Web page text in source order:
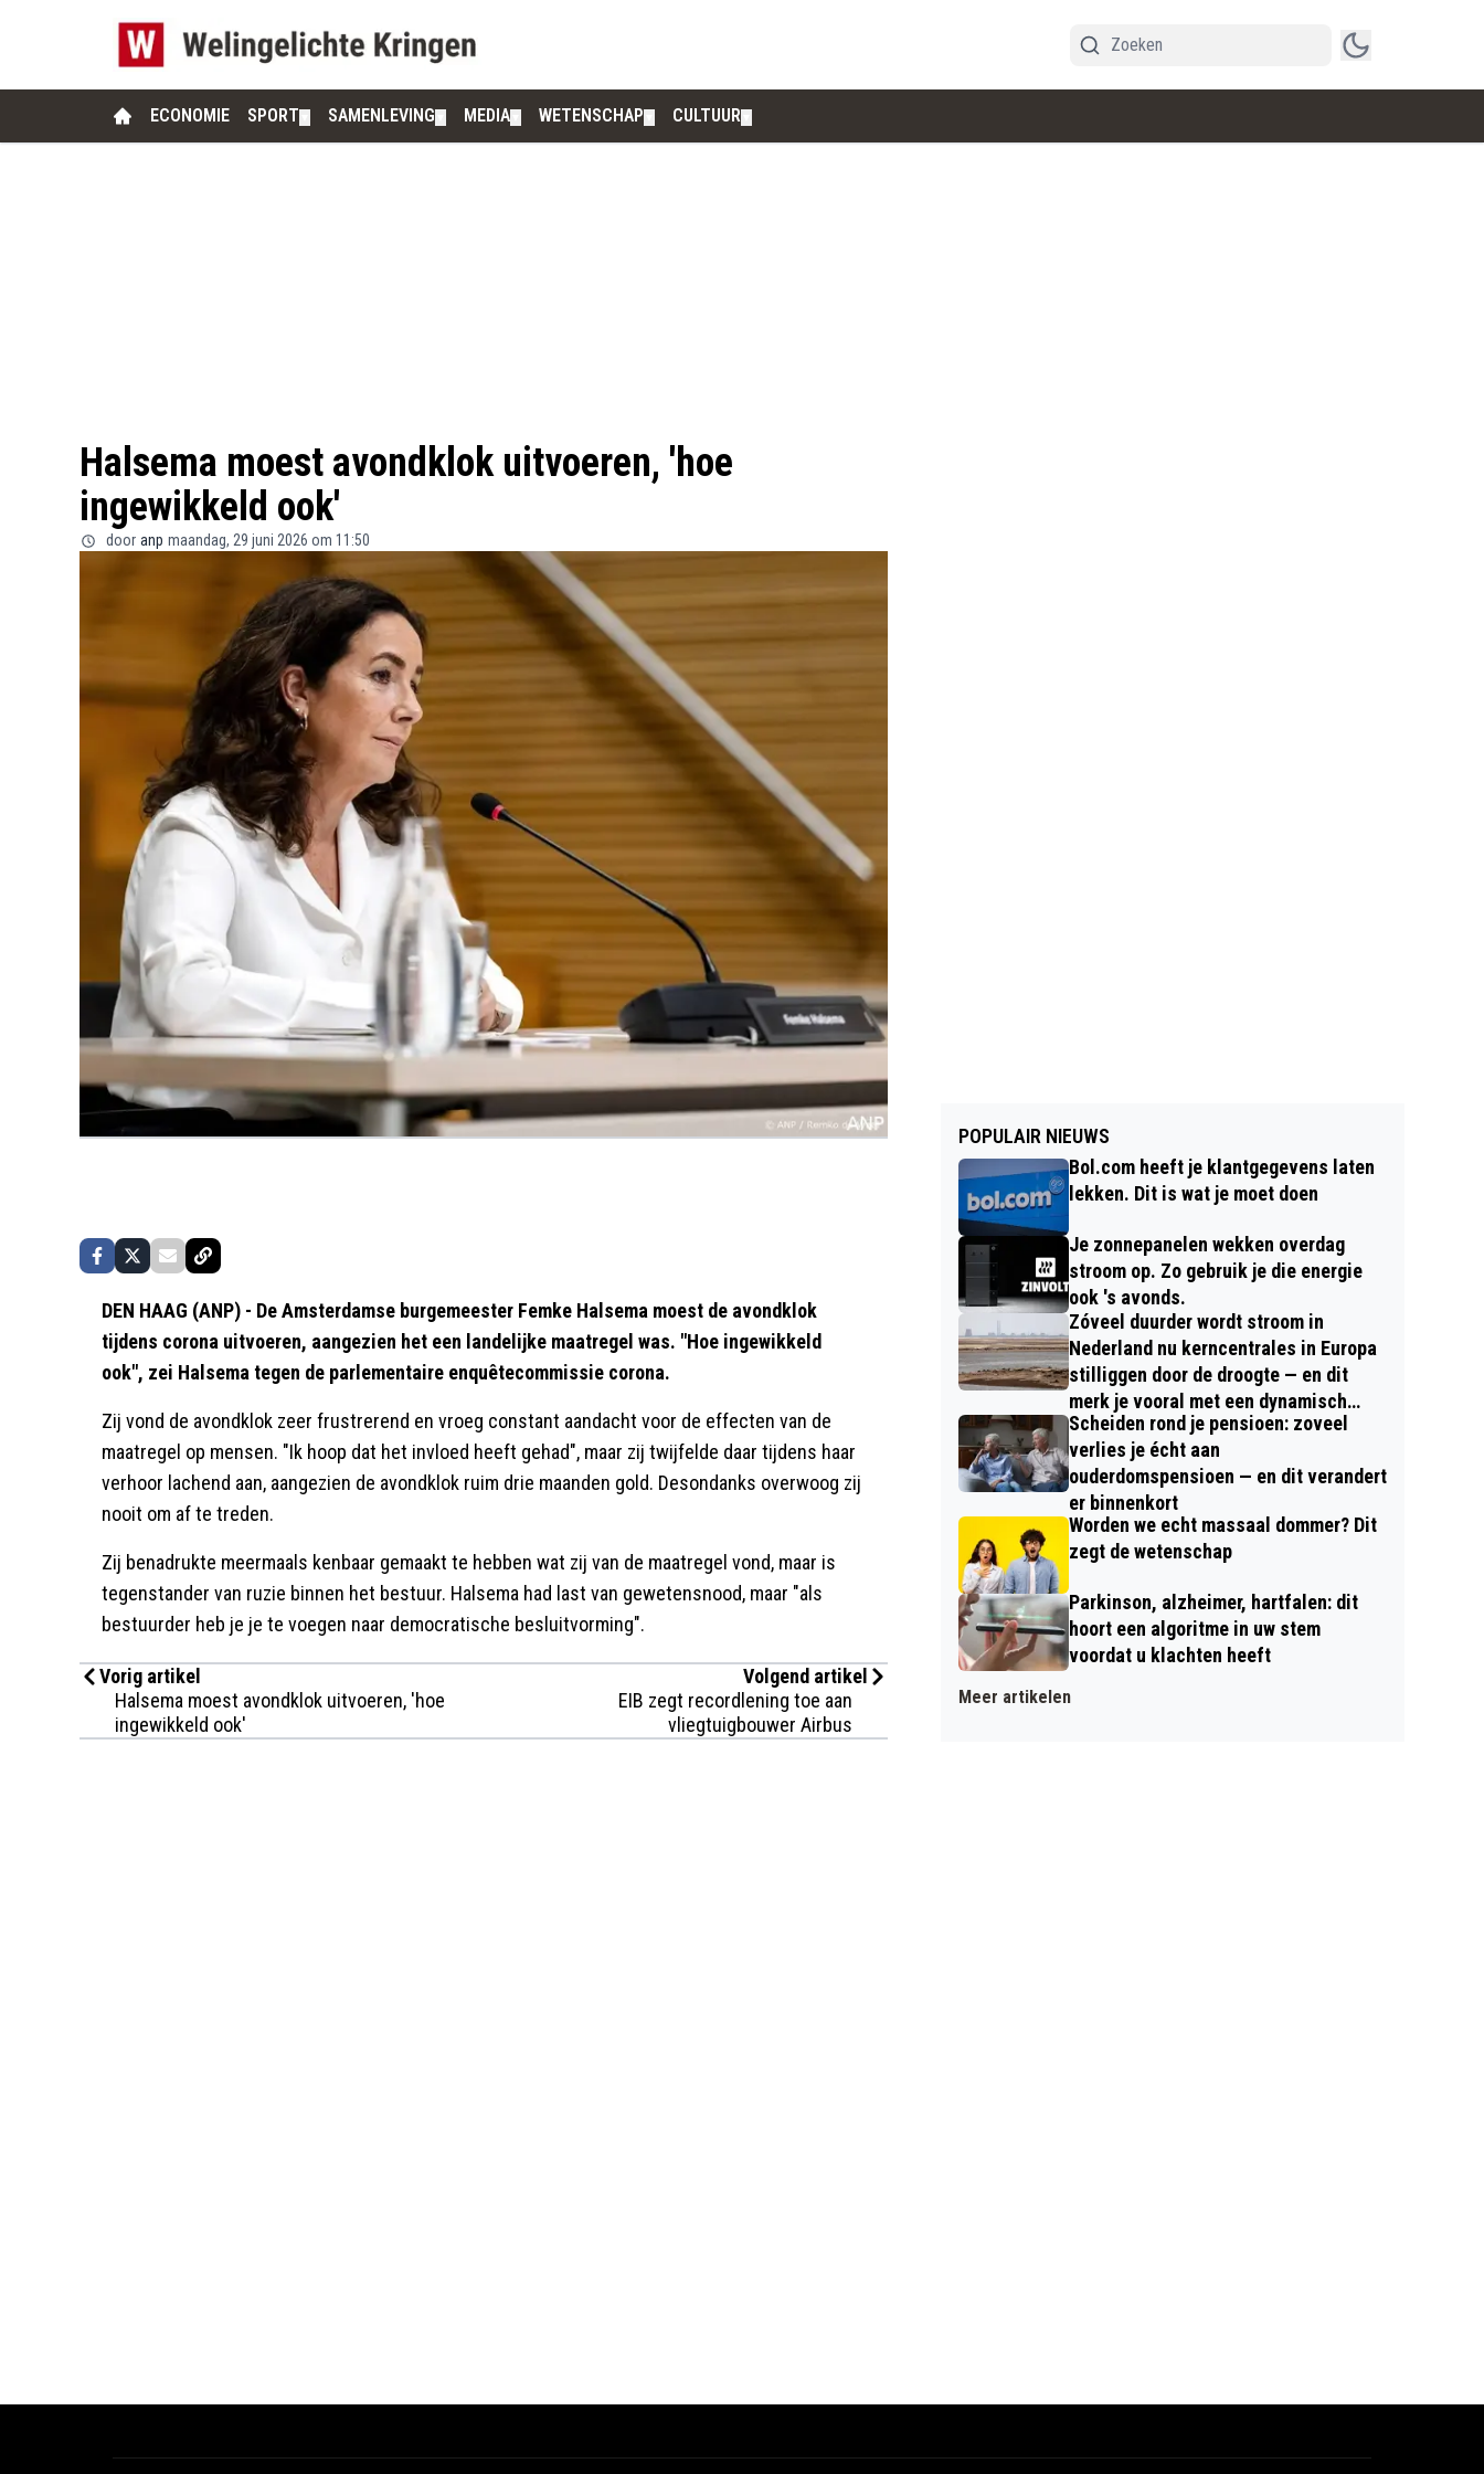
ECONOMIE SPORT SAMENLEVING MEDIA WETENSCHAP CULTUUR
Halsema moest avondklok uitvoeren, 'hoe
ingewikkeld ook'
door anp maandag, 29 juni 2026 om 11:50
DEN HAAG (ANP) - De Amsterdamse burgemeester Femke Halsema moest de avondklok
tijdens corona uitvoeren, aangezien het een landelijke maatregel was. "Hoe ingewikkeld
ook", zei Halsema tegen de parlementaire enquêtecommissie corona.
Zij vond de avondklok zeer frustrerend en vroeg constant aandacht voor de effecten van de
maatregel op mensen. "Ik hoop dat het invloed heeft gehad", maar zij twijfelde daar tijdens haar
verhoor lachend aan, aangezien de avondklok ruim drie maanden gold. Desondanks overwoog zij
nooit om af te treden.
Zij benadrukte meermaals kenbaar gemaakt te hebben wat zij van de maatregel vond, maar is
tegenstander van ruzie binnen het bestuur. Halsema had last van gewetensnood, maar "als
bestuurder heb je je te voegen naar democratische besluitvorming".
Vorig artikel
Halsema moest avondklok uitvoeren, 'hoe
ingewikkeld ook'
Volgend artikel
EIB zegt recordlening toe aan
vliegtuigbouwer Airbus
POPULAIR NIEUWS
Bol.com heeft je klantgegevens laten
lekken. Dit is wat je moet doen
Je zonnepanelen wekken overdag
stroom op. Zo gebruik je die energie
ook 's avonds.
Zóveel duurder wordt stroom in
Nederland nu kerncentrales in Europa
stilliggen door de droogte — en dit
merk je vooral met een dynamisch
contract
Scheiden rond je pensioen: zoveel
verlies je écht aan
ouderdomspensioen — en dit verandert
er binnenkort
Worden we echt massaal dommer? Dit
zegt de wetenschap
Parkinson, alzheimer, hartfalen: dit
hoort een algoritme in uw stem
voordat u klachten heeft
Meer artikelen